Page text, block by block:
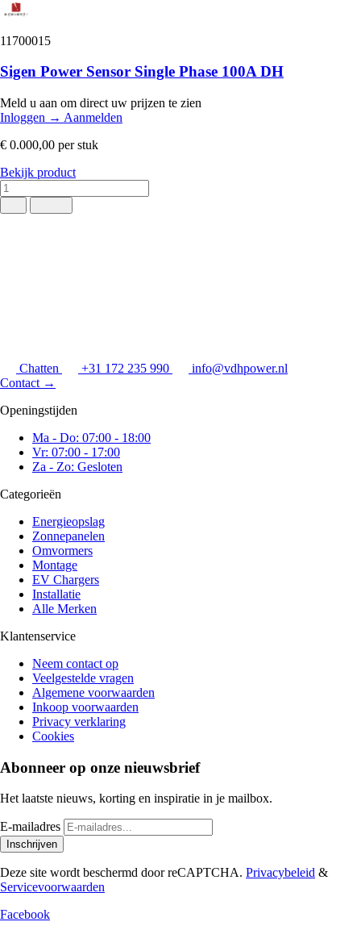
11700015
Sigen Power Sensor Single Phase 100A DH
Meld u aan om direct uw prijzen te zien
Inloggen → Aanmelden
€ 0.000,00 per stuk
Bekijk product
Chatten +31 172 235 990
info@vdhpower.nl
Contact →
Openingstijden
Ma - Do: 07:00 - 18:00
Vr: 07:00 - 17:00
Za - Zo: Gesloten
Categorieën
Energieopslag
Zonnepanelen
Omvormers
Montage
EV Chargers
Installatie
Alle Merken
Klantenservice
Neem contact op
Veelgestelde vragen
Algemene voorwaarden
Inkoop voorwaarden
Privacy verklaring
Cookies
Abonneer op onze nieuwsbrief
Het laatste nieuws, korting en inspiratie in je mailbox.
E-mailadres
Inschrijven
Deze site wordt beschermd door reCAPTCHA. Privacybeleid &
Servicevoorwaarden
Facebook